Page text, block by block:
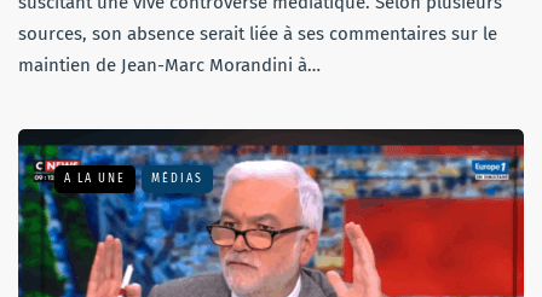
sources, son absence serait liée à ses commentaires sur le
maintien de Jean-Marc Morandini à…
A LA UNE MÉDIAS